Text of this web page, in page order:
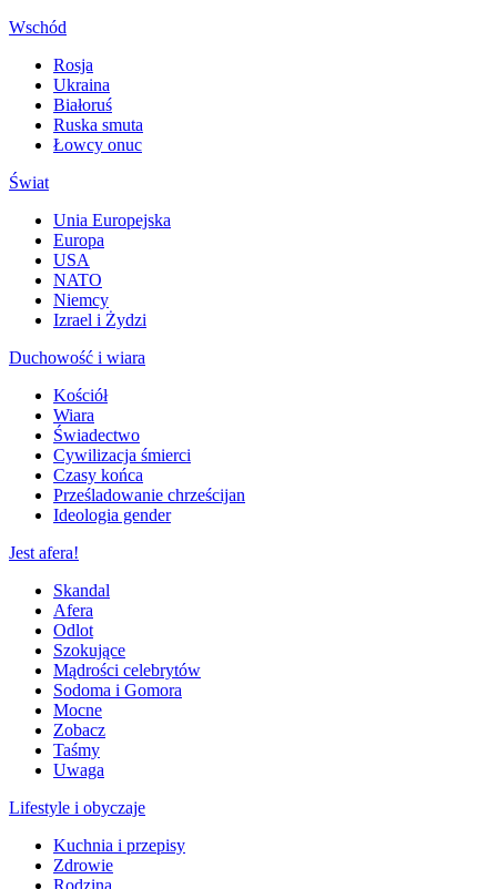
Wschód
Rosja
Ukraina
Białoruś
Ruska smuta
Łowcy onuc
Świat
Unia Europejska
Europa
USA
NATO
Niemcy
Izrael i Żydzi
Duchowość i wiara
Kościół
Wiara
Świadectwo
Cywilizacja śmierci
Czasy końca
Prześladowanie chrześcijan
Ideologia gender
Jest afera!
Skandal
Afera
Odlot
Szokujące
Mądrości celebrytów
Sodoma i Gomora
Mocne
Zobacz
Taśmy
Uwaga
Lifestyle i obyczaje
Kuchnia i przepisy
Zdrowie
Rodzina